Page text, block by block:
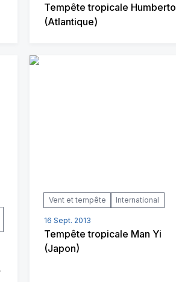
Tempête tropicale Humberto
(Atlantique)
Vent et tempête International
16 Sept. 2013
Tempête tropicale Man Yi
(Japon)